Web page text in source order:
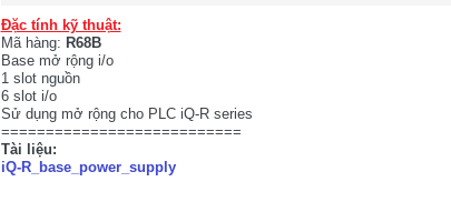
Đặc tính kỹ thuật:
Mã hàng: R68B
Base mở rộng i/o
1 slot nguồn
6 slot i/o
Sử dụng mở rộng cho PLC iQ-R series
===========================
Tài liệu:
iQ-R_base_power_supply